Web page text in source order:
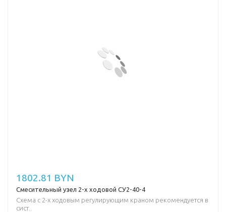
1802.81 BYN
Смесительный узел 2-х ходовой СУ2-40-4
Схема с 2-х ходовым регулирующим краном рекомендуется в
сист..